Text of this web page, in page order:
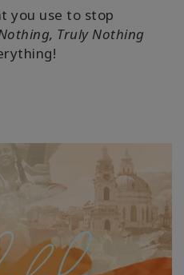
you use to stop
Truly Nothing